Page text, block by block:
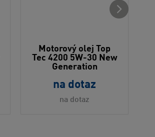
Motorový olej Top
Tec 4200 5W-30 New
Generation
na dotaz
na dotaz